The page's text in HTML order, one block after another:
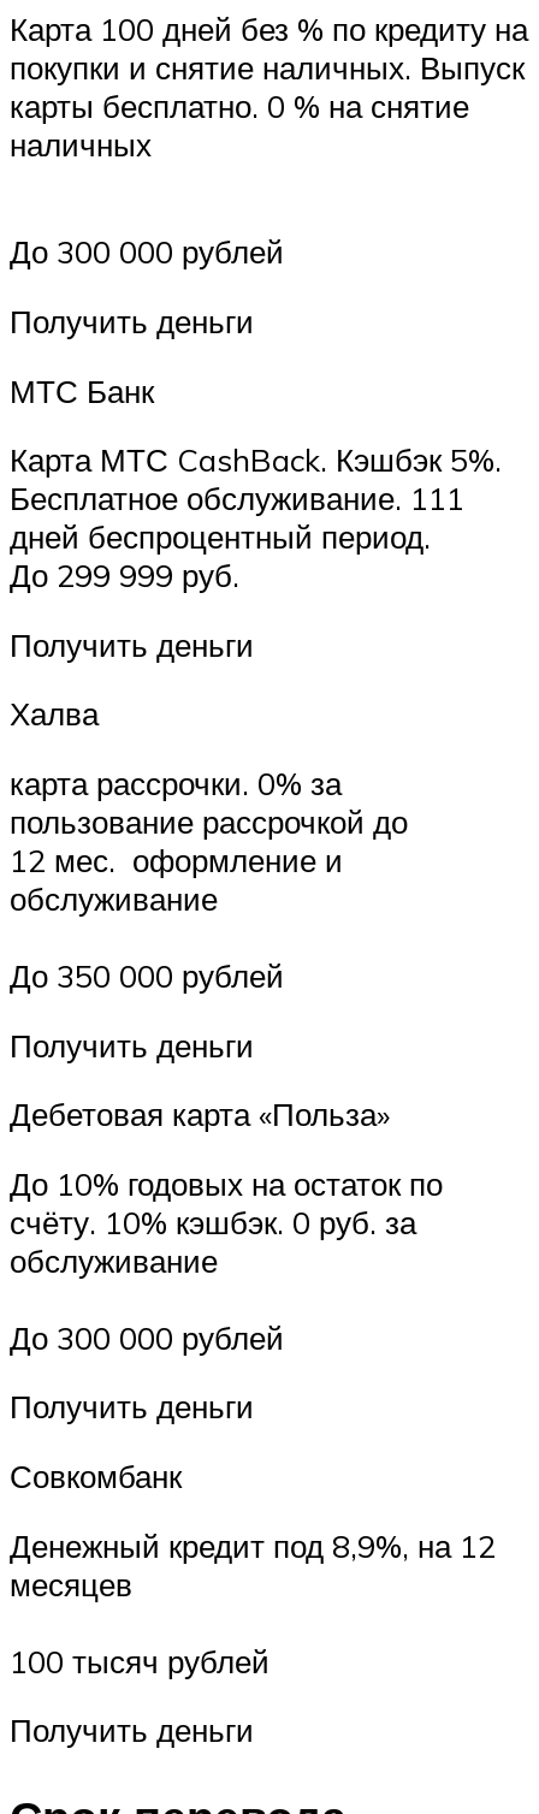
Карта 100 дней без % по кредиту на
покупки и снятие наличных. Выпуск
карты бесплатно. 0 % на снятие
наличных
До 300 000 рублей
Получить деньги
МТС Банк
Карта МТС CashBack. Кэшбэк 5%.
Бесплатное обслуживание. 111
дней беспроцентный период.
До 299 999 руб.
Получить деньги
Халва
карта рассрочки. 0% за
пользование рассрочкой до
12 мес. оформление и
обслуживание
До 350 000 рублей
Получить деньги
Дебетовая карта «Польза»
До 10% годовых на остаток по
счёту. 10% кэшбэк. 0 руб. за
обслуживание
До 300 000 рублей
Получить деньги
Совкомбанк
Денежный кредит под 8,9%, на 12
месяцев
100 тысяч рублей
Получить деньги